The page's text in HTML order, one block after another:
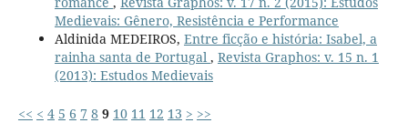
Medievais: Gênero, Resistência e Performance
Aldinida MEDEIROS, Entre ficção e história: Isabel, a
rainha santa de Portugal , Revista Graphos: v. 15 n. 1
(2013): Estudos Medievais
<< < 4 5 6 7 8 9 10 11 12 13 > >>